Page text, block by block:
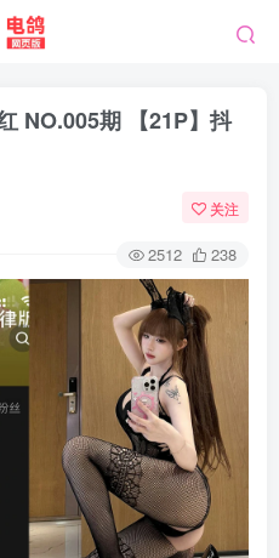
NO.005期 【21P】抖
关注
2512 238